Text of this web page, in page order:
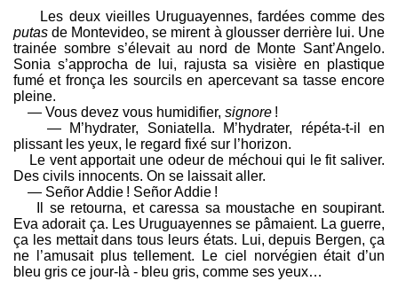
Les deux vieilles Uruguayennes, fardées comme des
putas de Montevideo, se mirent à glousser derrière lui. Une
trainée sombre s’élevait au nord de Monte Sant’Angelo.
Sonia s’approcha de lui, rajusta sa visière en plastique
fumé et fronça les sourcils en apercevant sa tasse encore
pleine.
— Vous devez vous humidifier, signore !
— M’hydrater, Soniatella. M’hydrater, répéta-t-il en
plissant les yeux, le regard fixé sur l’horizon.
Le vent apportait une odeur de méchoui qui le fit saliver.
Des civils innocents. On se laissait aller.
— Señor Addie ! Señor Addie !
Il se retourna, et caressa sa moustache en soupirant.
Eva adorait ça. Les Uruguayennes se pâmaient. La guerre,
ça les mettait dans tous leurs états. Lui, depuis Bergen, ça
ne l’amusait plus tellement. Le ciel norvégien était d’un
bleu gris ce jour-là - bleu gris, comme ses yeux…